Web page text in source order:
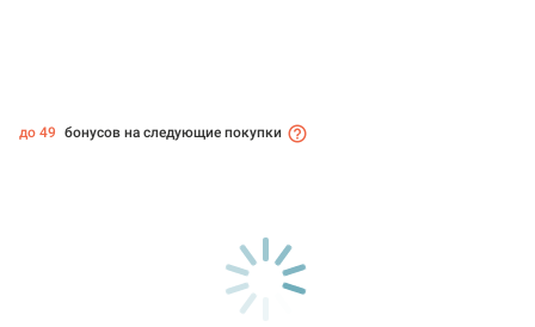
до 49 бонусов на следующие покупки